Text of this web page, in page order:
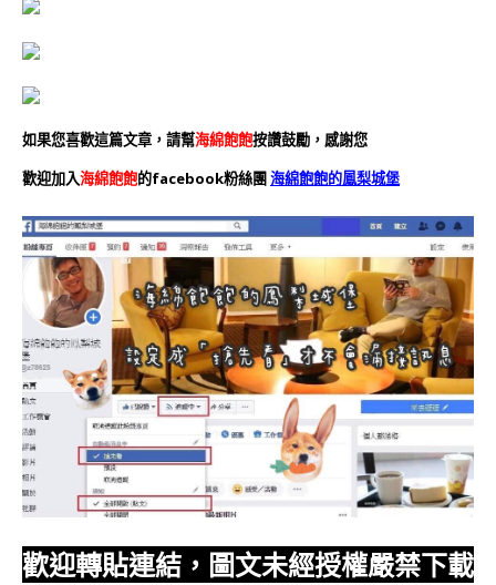
如果您喜歡這篇文章，請幫海綿飽飽按讚鼓勵，感謝您
歡迎加入海綿飽飽的facebook粉絲團海綿飽飽的鳳梨城堡
歡迎轉貼連結，圖文未經授權嚴禁下載